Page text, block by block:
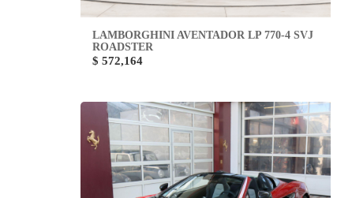
LAMBORGHINI AVENTADOR LP 770-4 SVJ
ROADSTER
$ 572,164